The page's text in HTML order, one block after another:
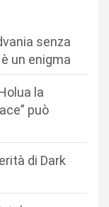
senza
un enigma
la
può
di Dark